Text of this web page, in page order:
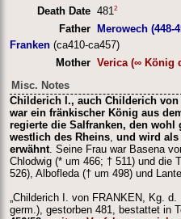
Death Date 4812
Father
Merowech
Franken(ca410-ca457)
Mother Verica (∞ König
Misc. Notes
Childerich I., auch Childerich von
war ein fränkischer König aus
regierte die Salfranken, den wohl
westlich des Rheins, und wird als
erwähnt. Seine Frau war Basena
Chlodwig (* um 466; † 511) und die
526), Albofleda († um 498) und
„Childerich I. von FRANKEN, Kg.
germ.), gestorben 481, bestattet in